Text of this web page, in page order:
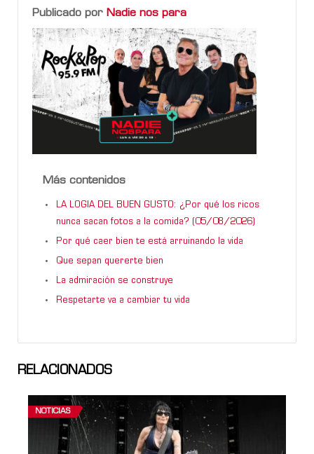
Publicado por Nadie nos para
Más contenidos
LA LOGIA DEL BUEN GUSTO: ¿Por qué los ricos
nunca sacan fotos a la comida? (05/08/2026)
Por qué caer bien te está arruinando la vida
Que sepan quererte bien
La admiración se construye
Respetarte va a cambiar tu vida
RELACIONADOS
NOTICIAS